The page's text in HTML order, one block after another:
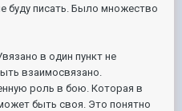
буду писать. Было множество
в один пункт не
взаимосвязано.
роль в бою. Которая в
быть своя. Это понятно